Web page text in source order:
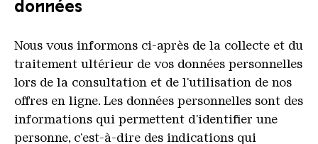
données
Nous vous informons ci-après de la collecte et du
traitement ultérieur de vos données personnelles
lors de la consultation et de l'utilisation de nos
offres en ligne. Les données personnelles sont des
informations qui permettent d'identifier une
personne, c'est-à-dire des indications qui